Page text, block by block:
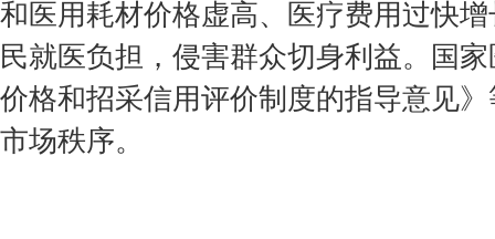
和医用耗材价格虚高、医疗费用过快
民就医负担，侵害群众切身利益。国
价格和招采信用评价制度的指导意见
市场秩序。